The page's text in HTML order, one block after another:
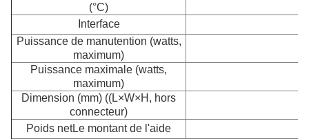
(°C)
Interface
Puissance de manutention (watts,
maximum)
Puissance maximale (watts,
maximum)
Dimension (mm) ((L×W×H, hors
connecteur)
Poids netLe montant de l'aide